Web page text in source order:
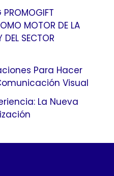
PROMOGIFT
MOTOR DE LA
SECTOR
Para Hacer
Visual
La Nueva